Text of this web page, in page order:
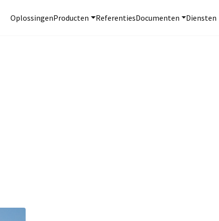
OplossingenProducten ReferentiesDocumenten Diensten